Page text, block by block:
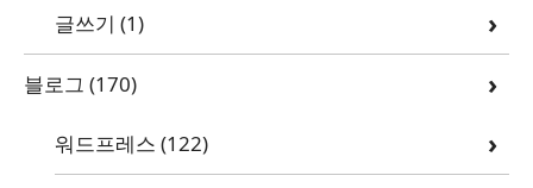
글쓰기 (1)
블로그 (170)
워드프레스 (122)